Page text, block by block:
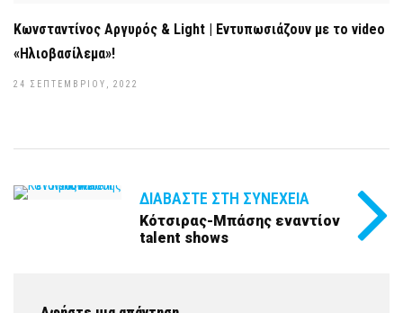
Κωνσταντίνος Αργυρός & Light | Εντυπωσιάζουν με το video
«Ηλιοβασίλεμα»!
24 ΣΕΠΤΕΜΒΡΊΟΥ, 2022
ΔΙΑΒΆΣΤΕ ΣΤΗ ΣΥΝΈΧΕΙΑ
Κότσιρας-Μπάσης εναντίον
talent shows